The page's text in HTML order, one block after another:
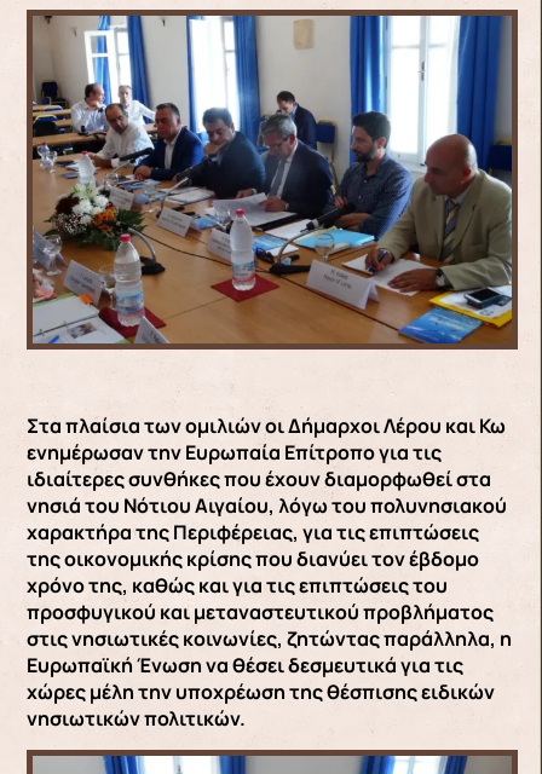
Στα πλαίσια των ομιλιών οι Δήμαρχοι Λέρου και Κω
ενημέρωσαν την Ευρωπαία Επίτροπο για τις
ιδιαίτερες συνθήκες που έχουν διαμορφωθεί στα
νησιά του Νότιου Αιγαίου, λόγω του πολυνησιακού
χαρακτήρα της Περιφέρειας, για τις επιπτώσεις
της οικονομικής κρίσης που διανύει τον έβδομο
χρόνο της, καθώς και για τις επιπτώσεις του
προσφυγικού και μεταναστευτικού προβλήματος
στις νησιωτικές κοινωνίες, ζητώντας παράλληλα, η
Ευρωπαϊκή Ένωση να θέσει δεσμευτικά για τις
χώρες μέλη την υποχρέωση της θέσπισης ειδικών
νησιωτικών πολιτικών.